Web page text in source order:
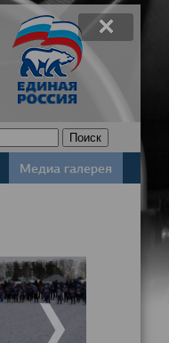
Медиа галерея